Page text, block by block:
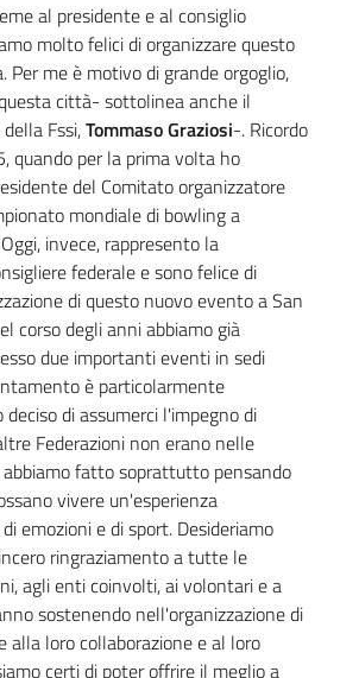
al presidente e al consiglio
molto felici di organizzare questo
Per me è motivo di grande orgoglio,
città- sottolinea anche il
Fssi,Tommaso Graziosi-. Ricordo
quando per la prima volta ho
del Comitato organizzatore
mondiale di bowling a
invece, rappresento la
federale e sono felice di
di questo nuovo evento a San
corso degli anni abbiamo già
due importanti eventi in sedi
è particolarmente
di assumerci l'impegno di
Federazioni non erano nelle
abbiamo fatto soprattutto pensando
vivere un'esperienza
emozioni e di sport. Desideriamo
ringraziamento a tutte le
agli enti coinvolti, ai volontari e a
sostenendo nell'organizzazione di
alla loro collaborazione e al loro
certi di poter offrire il meglio a